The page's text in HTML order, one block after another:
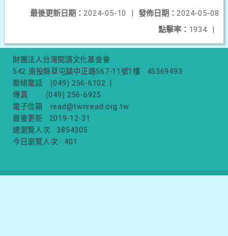
發佈日期： 2024-05-08
最後更新日期： 2024-05-10
|
點擊率： 1934 |
財團法人台灣閱讀文化基金會
542 南投縣草屯鎮中正路567-11號1樓
45369493
聯絡電話
(049) 256-6102
傳真
(049) 256-6925
電子信箱
read@twnread.org.tw
最後更新
2019-12-31
總瀏覽人次
3854305
今日瀏覽人次
401